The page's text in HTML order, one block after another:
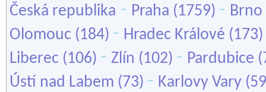
Česká republika - Praha (1759) - Brno
Olomouc (184) - Hradec Králové (173)
Liberec (106) - Zlín (102) - Pardubice
Ústí nad Labem (73) - Karlovy Vary